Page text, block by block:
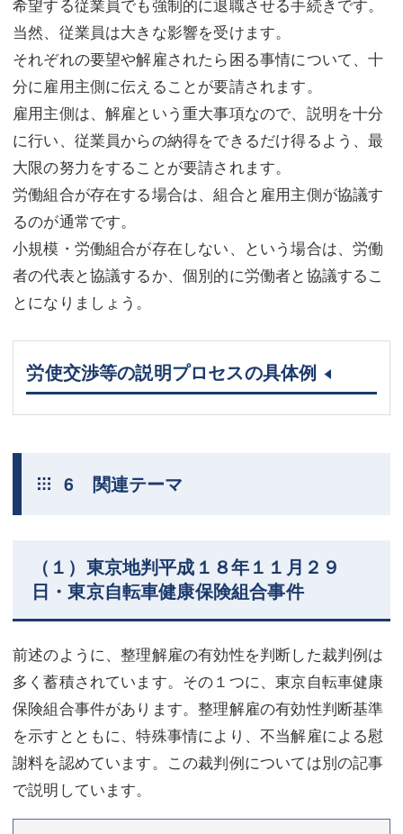
希望する従業員でも強制的に退職させる手続きです。
当然、従業員は大きな影響を受けます。
それぞれの要望や解雇されたら困る事情について、十
分に雇用主側に伝えることが要請されます。
雇用主側は、解雇という重大事項なので、説明を十分
に行い、従業員からの納得をできるだけ得るよう、最
大限の努力をすることが要請されます。
労働組合が存在する場合は、組合と雇用主側が協議す
るのが通常です。
小規模・労働組合が存在しない、という場合は、労働
者の代表と協議するか、個別的に労働者と協議するこ
とになりましょう。
労使交渉等の説明プロセスの具体例
6 関連テーマ
（１）東京地判平成１８年１１月２９
日・東京自転車健康保険組合事件
前述のように、整理解雇の有効性を判断した裁判例は
多く蓄積されています。その１つに、東京自転車健康
保険組合事件があります。整理解雇の有効性判断基準
を示すとともに、特殊事情により、不当解雇による慰
謝料を認めています。この裁判例については別の記事
で説明しています。